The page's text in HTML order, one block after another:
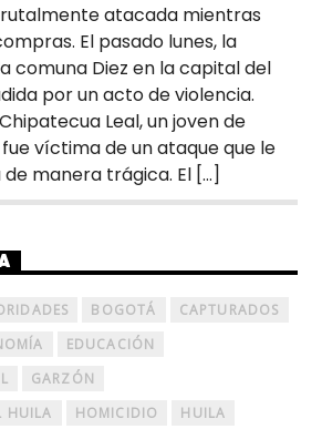
atacada mientras
El pasado lunes, la
comuna Diez en la capital del
por un acto de violencia.
Leal, un joven de
fue víctima de un ataque que le
manera trágica. El […]
BOGOTÁ
CAPTURADOS
EDUCACIÓN
GARZÓN
HUILA
HOMICIDIO
HUILA